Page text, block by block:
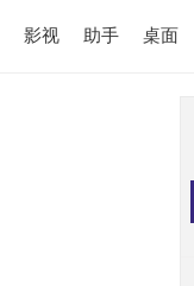
桌面
助手
影视